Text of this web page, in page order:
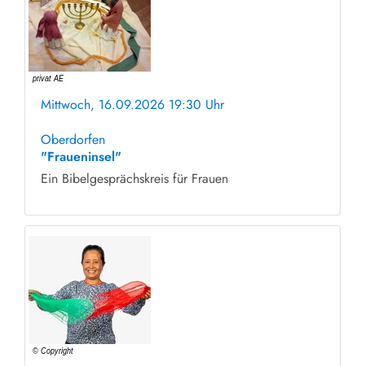
Mittwoch, 16.09.2026 19:30 Uhr
Oberdorfen
"Fraueninsel"
Ein Bibelgesprächskreis für Frauen